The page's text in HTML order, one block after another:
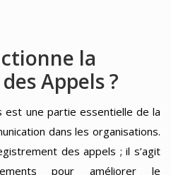
la
Appels ?
est une partie essentielle de la
dans les organisations.
des appels ; il s’agit
pour améliorer le